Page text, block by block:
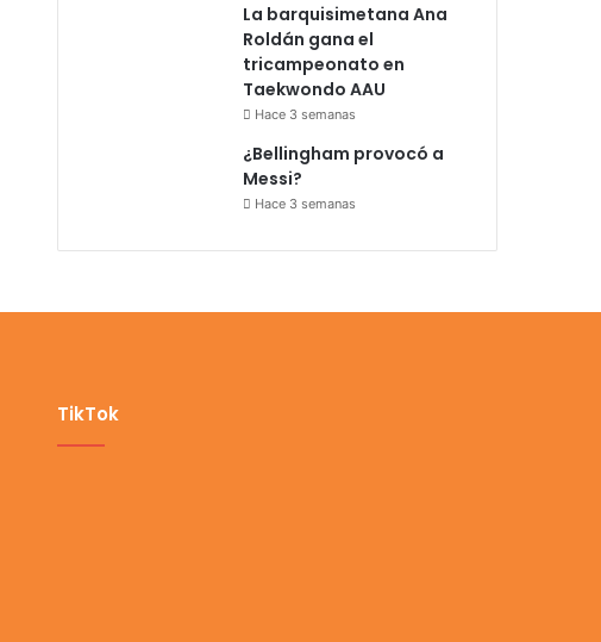
La barquisimetana Ana
Roldán gana el
tricampeonato en
Taekwondo AAU
Hace 3 semanas
¿Bellingham provocó a
Messi?
Hace 3 semanas
TikTok